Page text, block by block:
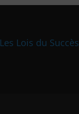
Les Lois du Succès